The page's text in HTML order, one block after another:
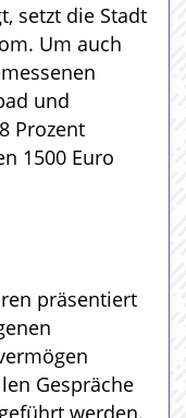
setzt die Stadt
Um auch
und
Prozent
1500 Euro
präsentiert
Gespräche
werden.